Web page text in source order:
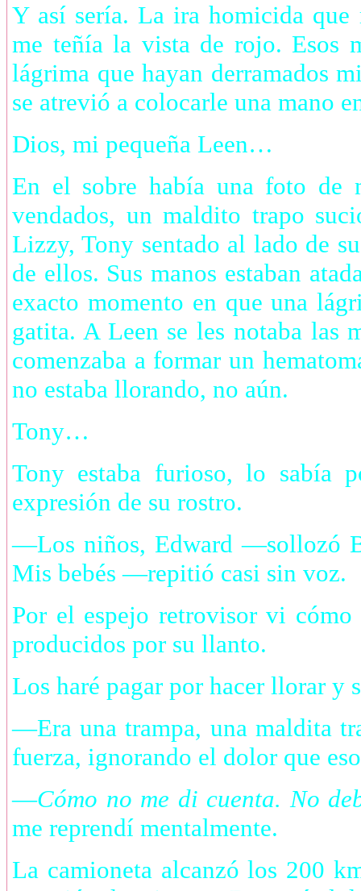
Y así sería. La ira homicida que
me teñía la vista de rojo. Esos
lágrima que hayan derramados
se atrevió a colocarle una mano
Dios, mi pequeña Leen…
En el sobre había una foto de
vendados, un maldito trapo
Lizzy, Tony sentado al lado de
de ellos. Sus manos estaban
exacto momento en que una
gatita. A Leen se les notaba las
comenzaba a formar un
no estaba llorando, no aún.
Tony…
Tony estaba furioso, lo sabía
expresión de su rostro.
—Los niños, Edward —sollozó
Mis bebés —repitió casi sin voz.
Por el espejo retrovisor vi cómo
producidos por su llanto.
Los haré pagar por hacer llorar y
—Era una trampa, una maldita
fuerza, ignorando el dolor que
—Cómo no me di cuenta. No
me reprendí mentalmente.
La camioneta alcanzó los 200